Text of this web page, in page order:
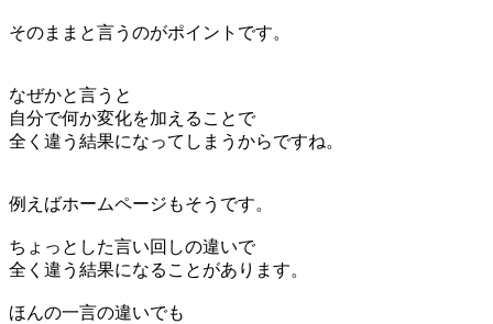
そのままと言うのがポイントです。
なぜかと言うと
自分で何か変化を加えることで
全く違う結果になってしまうからですね。
例えばホームページもそうです。
ちょっとした言い回しの違いで
全く違う結果になることがあります。
ほんの一言の違いでも